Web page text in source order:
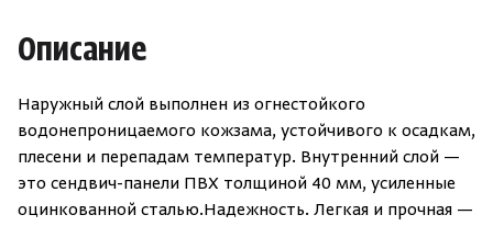
Описание
Наружный слой выполнен из огнестойкого
водонепроницаемого кожзама, устойчивого к осадкам,
плесени и перепадам температур. Внутренний слой —
это сендвич-панели ПВХ толщиной 40 мм, усиленные
оцинкованной сталью.Надежность. Легкая и прочная —